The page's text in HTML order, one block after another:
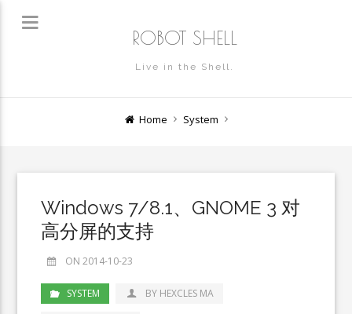
ROBOT SHELL
Live in the Shell.
Home System
Windows 7/8.1、GNOME 3 对
高分屏的支持
ON 2014-10-23
SYSTEM BY HEXCLES MA